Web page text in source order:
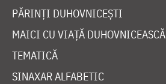
PĂRINȚI DUHOVNICEȘTI
MAICI CU VIAȚĂ DUHOVNICEASCĂ
TEMATICĂ
SINAXAR ALFABETIC